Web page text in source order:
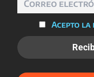
Acepto la